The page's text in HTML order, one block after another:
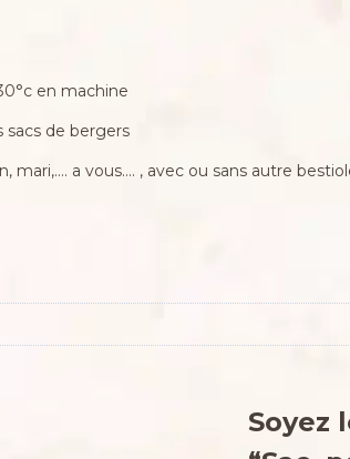
en machine
de bergers
a vous…. , avec ou sans autre
Soyez